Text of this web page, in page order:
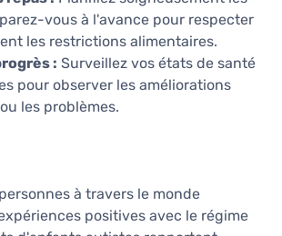
vous à l'avance pour respecter
les restrictions alimentaires.
: Surveillez vos états de santé
pour observer les améliorations
les problèmes.
à travers le monde
positives avec le régime